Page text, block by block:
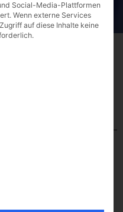
H
Social-Media-Plattformen
Wenn externe Services
auf diese Inhalte keine